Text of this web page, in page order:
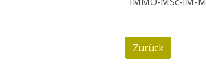
Zurück